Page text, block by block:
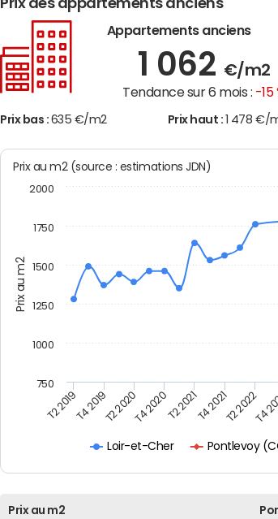
Prix des appartements anciens
Appartements anciens
1 062 €/m2
Tendance sur 6 mois : -15
Prix bas : 635 €/m2 Prix haut : 1 478 €/
Prix au m2
Prix au m2 (source : estimations JDN)
Loir-et-Cher Pontlevoy
T2 2019T4 2019T2 2020T4 2020T2 2021T4 2021T2 2022T4
750
1000
1250
1500
1750
2000
Prix au m2